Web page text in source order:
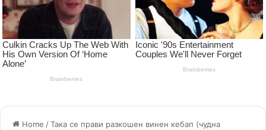
Home /Така се прави разкошен винен кебап (чудна